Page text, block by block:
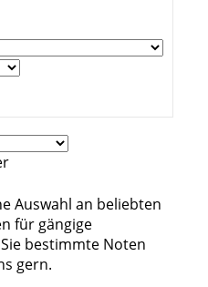
Auswahl an beliebten
für gängige
bestimmte Noten
gern.